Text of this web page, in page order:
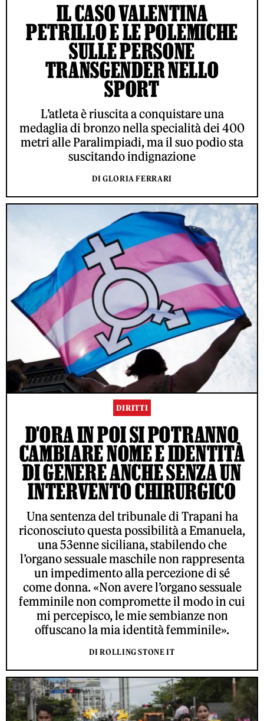
IL CASO VALENTINA
PETRILLO E LE POLEMICHE
SULLE PERSONE
TRANSGENDER NELLO
SPORT
L’atleta è riuscita a conquistare una
medaglia di bronzo nella specialità dei 400
metri alle Paralimpiadi, ma il suo podio sta
suscitando indignazione
DI GLORIA FERRARI
DIRITTI
D'ORA IN POI SI POTRANNO
CAMBIARE NOME E IDENTITÀ
DI GENERE ANCHE SENZA UN
INTERVENTO CHIRURGICO
Una sentenza del tribunale di Trapani ha
riconosciuto questa possibilità a Emanuela,
una 53enne siciliana, stabilendo che
l’organo sessuale maschile non rappresenta
un impedimento alla percezione di sé
come donna. «Non avere l’organo sessuale
femminile non compromette il modo in cui
mi percepisco, le mie sembianze non
offuscano la mia identità femminile».
DI ROLLING STONE IT